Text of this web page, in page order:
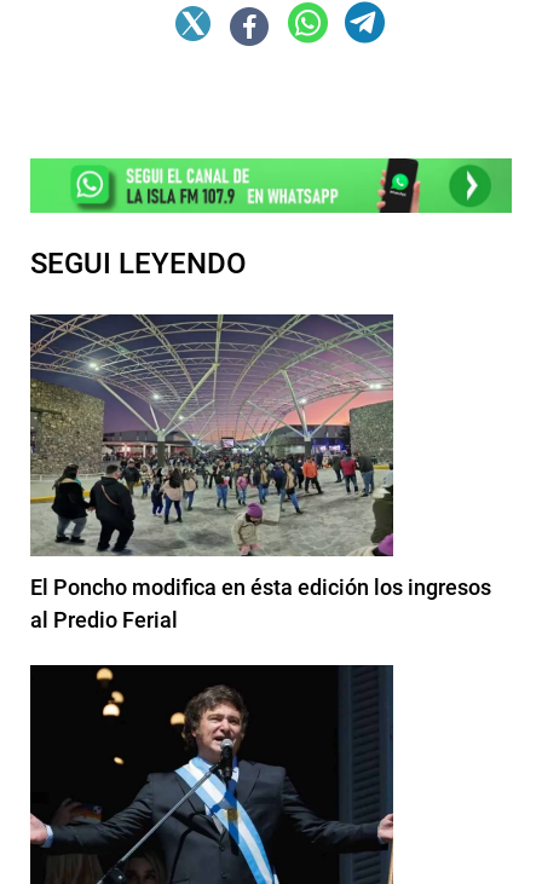
SEGUI LEYENDO
El Poncho modifica en ésta edición los ingresos
al Predio Ferial